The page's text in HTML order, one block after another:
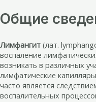
Общие
Лимфангит (лат.
воспаление
возникать в различных
лимфатические
часто является
воспалительных